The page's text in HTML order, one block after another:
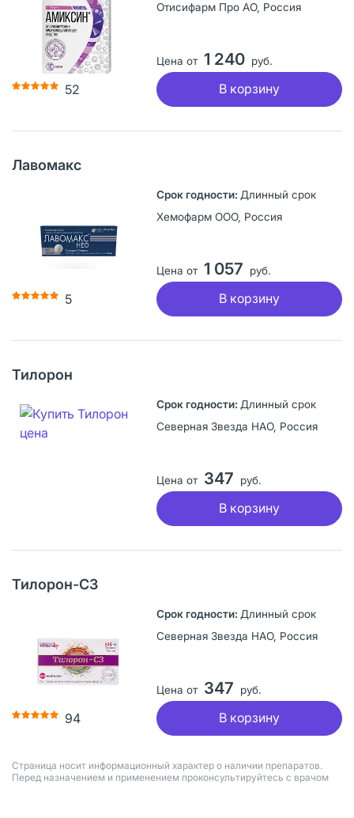
52
Отисифарм Про АО, Россия
Цена от 1 240 руб.
В корзину
Лавомакс
5
Длинный срок
Хемофарм ООО, Россия
Цена от 1 057 руб.
В корзину
Тилорон
Длинный срок
Северная Звезда НАО, Россия
Цена от 347 руб.
В корзину
Тилорон-СЗ
94
Длинный срок
Северная Звезда НАО, Россия
Цена от 347 руб.
В корзину
Страница носит информационный характер о наличии препаратов.
Перед назначением и применением проконсультируйтесь с врачом